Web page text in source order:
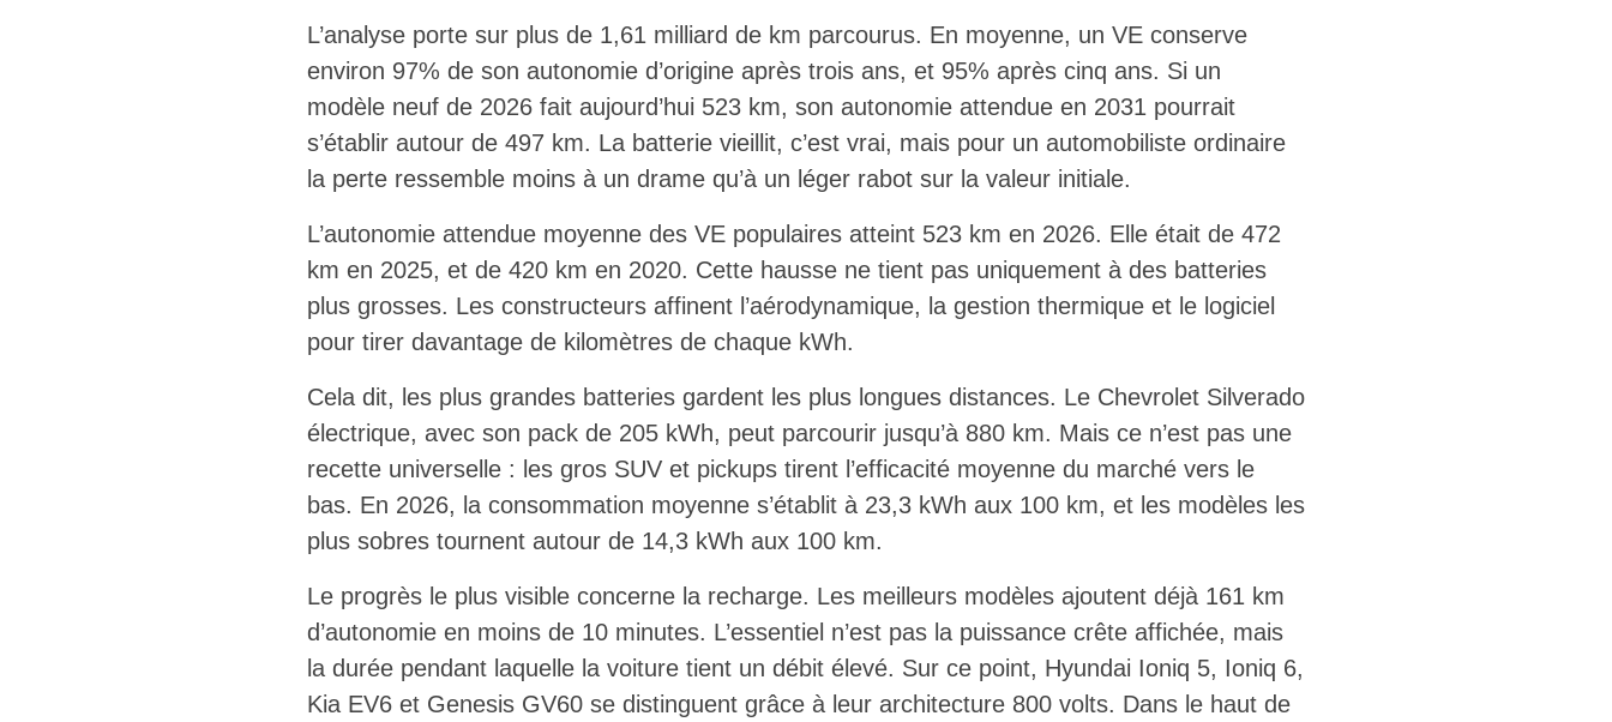
L’analyse porte sur plus de 1,61 milliard de km parcourus. En moyenne, un VE conserve
environ 97% de son autonomie d’origine après trois ans, et 95% après cinq ans. Si un
modèle neuf de 2026 fait aujourd’hui 523 km, son autonomie attendue en 2031 pourrait
s’établir autour de 497 km. La batterie vieillit, c’est vrai, mais pour un automobiliste ordinaire
la perte ressemble moins à un drame qu’à un léger rabot sur la valeur initiale.
L’autonomie attendue moyenne des VE populaires atteint 523 km en 2026. Elle était de 472
km en 2025, et de 420 km en 2020. Cette hausse ne tient pas uniquement à des batteries
plus grosses. Les constructeurs affinent l’aérodynamique, la gestion thermique et le logiciel
pour tirer davantage de kilomètres de chaque kWh.
Cela dit, les plus grandes batteries gardent les plus longues distances. Le Chevrolet Silverado
électrique, avec son pack de 205 kWh, peut parcourir jusqu’à 880 km. Mais ce n’est pas une
recette universelle : les gros SUV et pickups tirent l’efficacité moyenne du marché vers le
bas. En 2026, la consommation moyenne s’établit à 23,3 kWh aux 100 km, et les modèles les
plus sobres tournent autour de 14,3 kWh aux 100 km.
Le progrès le plus visible concerne la recharge. Les meilleurs modèles ajoutent déjà 161 km
d’autonomie en moins de 10 minutes. L’essentiel n’est pas la puissance crête affichée, mais
la durée pendant laquelle la voiture tient un débit élevé. Sur ce point, Hyundai Ioniq 5, Ioniq 6,
Kia EV6 et Genesis GV60 se distinguent grâce à leur architecture 800 volts. Dans le haut de